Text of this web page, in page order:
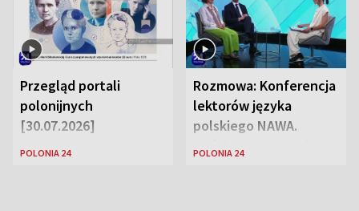
Przegląd portali
polonijnych
[30.07.2026]
POLONIA 24
Rozmowa: Konferencja
lektorów języka
polskiego NAWA.
POLONIA 24